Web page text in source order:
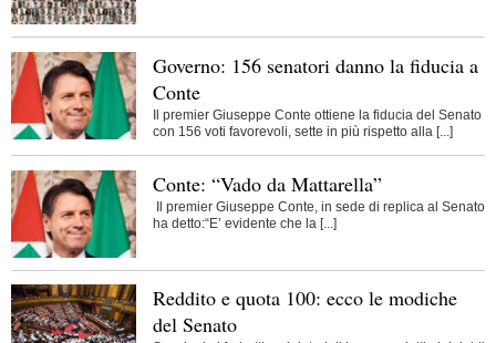
Governo: 156 senatori danno la fiducia a
Conte
Il premier Giuseppe Conte ottiene la fiducia del Senato
con 156 voti favorevoli, sette in più rispetto alla [...]
Conte: “Vado da Mattarella”
Il premier Giuseppe Conte, in sede di replica al Senato
ha detto:“E’ evidente che la [...]
Reddito e quota 100: ecco le modiche
del Senato